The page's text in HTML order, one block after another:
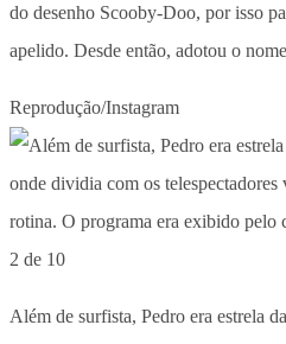
do desenho Scooby-Doo, por isso
apelido. Desde então, adotou o nome
Reprodução/Instagram
2 de 10
Além de surfista, Pedro era estrela